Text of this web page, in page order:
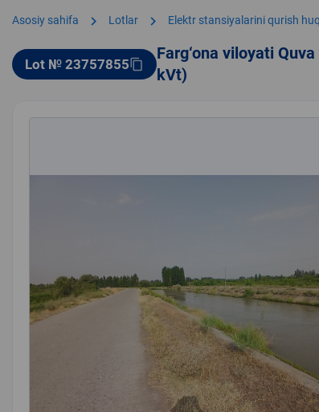
Asosiy sahifa chevron_right Lotlar chevron_right Elektr stansiyalarini qurish
Lot № 23757855content_copy
Farg‘ona viloyati
kVt)